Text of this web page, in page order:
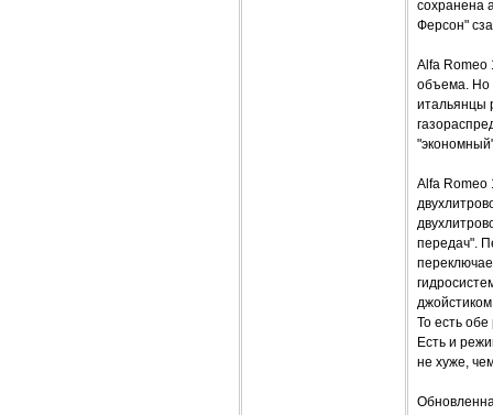
сохранена
Ферсон"
Alfa Romeo
объема. Но
итальянцы
Alfa Romeo
передач".
То есть
Есть и
не хуже,